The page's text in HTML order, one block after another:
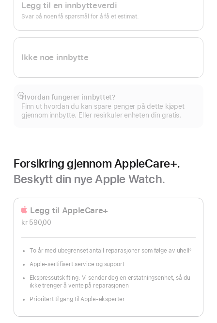
Legg til en innbytteverdi
Svar på noen få spørsmål for å få et estimat.
Ikke noe innbytte
Hvordan fungerer innbyttet?
Finn ut hvordan du kan spare penger på dette kjøpet
gjennom innbytte. Eller resirkuler enheten din gratis.
Mer
Forsikring gjennom AppleCare+.
Beskytt din nye Apple Watch.
Legg til AppleCare+
kr 590,00
To år med ubegrenset antall reparasjoner som følge av uhell ◊
Apple-sertifisert service og support
Ekspressutskifting: Vi sender deg en erstatningsenhet, så du
ikke trenger å vente på reparasjonen
Prioritert tilgang til Apple-eksperter